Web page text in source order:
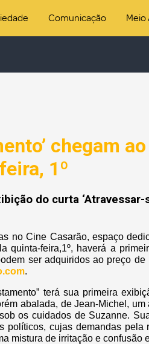
Comunicação Meio
chegam
1º
do curta ‘Atravessar-
no Cine Casarão, espaço
quinta-feira,1º, haverá a
ser adquiridos ao preço
.
terá sua primeira
abalada, de Jean-Michel,
os cuidados de Suzanne.
políticos, cujas demandas pela
mistura de irritação e confusão